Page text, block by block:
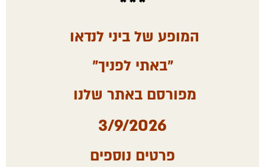
מתחמי התכנסות בכל תצורה , ארוחות מגוונות
מגוון פעילויות גיבוש , ובלוקיישין הכי הכי . על אם
הדרך בין ת"א לירושליים - פארק מיני ישראל
המופע של ביני לנדאו
"באתי לפניך"
מפורסם באתר שלנו
3/9/2026
פרטים נוספים